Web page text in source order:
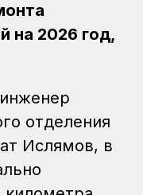
на 2026 год,
отделения
Ислямов, в